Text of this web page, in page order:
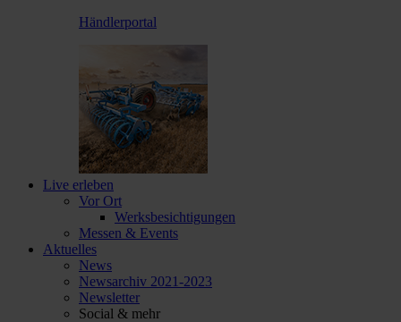
Händlerportal
Live erleben
Vor Ort
Werksbesichtigungen
Messen & Events
Aktuelles
News
Newsarchiv 2021-2023
Newsletter
Social & mehr